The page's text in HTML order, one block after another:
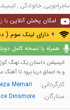
ماجراجویی,خانوادگی ,
امکان پخش آنلاین با
+ دارای لینک سوم (
همراه با نسخه کامل
انیمیشن داستان یک نهنگ
و به اعماق دریا برود تا
کارگردانی: Memari
ستارگان:Dinsmore